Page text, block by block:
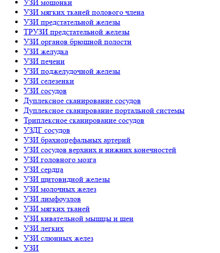
УЗИ мошонки
УЗИ мягких тканей полового члена
УЗИ предстательной железы
ТРУЗИ предстательной железы
УЗИ органов брюшной полости
УЗИ желудка
УЗИ печени
УЗИ поджелудочной железы
УЗИ селезенки
УЗИ сосудов
Дуплексное сканирование сосудов
Дуплексное сканирование портальной системы
Триплексное сканирование сосудов
УЗДГ сосудов
УЗИ брахиоцефальных артерий
УЗИ сосудов верхних и нижних конечностей
УЗИ головного мозга
УЗИ сердца
УЗИ щитовидной железы
УЗИ молочных желез
УЗИ лимфоузлов
УЗИ мягких тканей
УЗИ кивательной мышцы и шеи
УЗИ легких
УЗИ слюнных желез
УЗИ